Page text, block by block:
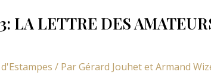
LA LETTRE DES
/ ParGérard Jouhet et Armand